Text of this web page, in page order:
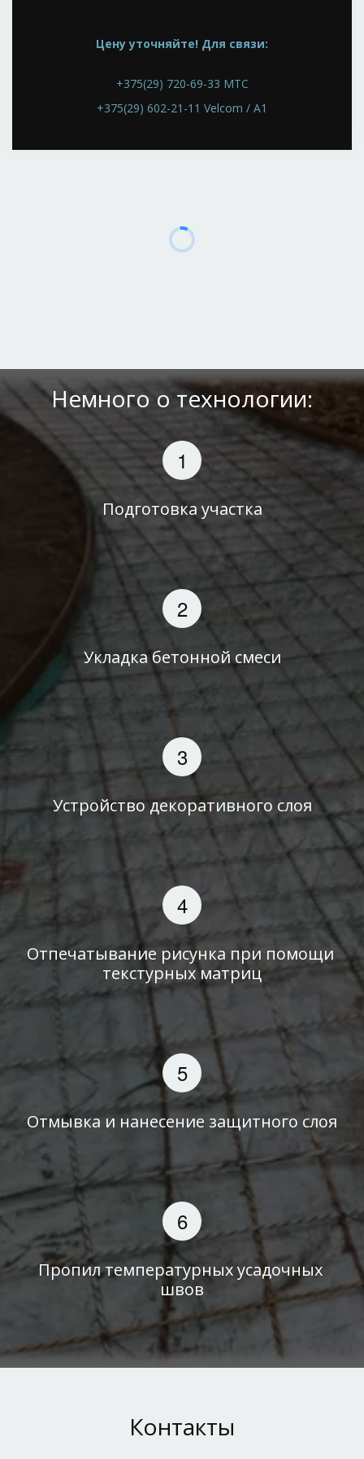
Цену уточняйте! Для связи:
+375(29) 720-69-33 МТС
+375(29) 602-21-11 Velcom / A1
Немного о технологии:
Подготовка участка
Укладка бетонной смеси
Устройство декоративного слоя
Отпечатывание рисунка при помощи
текстурных матриц
Отмывка и нанесение защитного слоя
Пропил температурных усадочных
швов
Контакты